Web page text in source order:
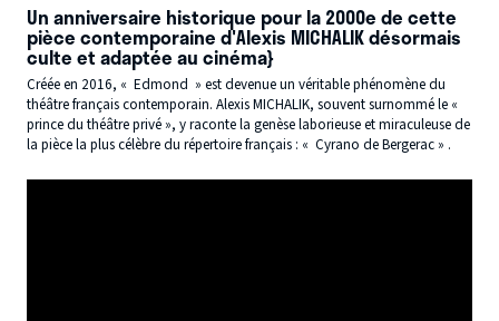
Un anniversaire historique pour la 2000e de cette
pièce contemporaine d'Alexis MICHALIK désormais
culte et adaptée au cinéma}
Créée en 2016, « Edmond » est devenue un véritable phénomène du
théâtre français contemporain. Alexis MICHALIK, souvent surnommé le «
prince du théâtre privé », y raconte la genèse laborieuse et miraculeuse de
la pièce la plus célèbre du répertoire français : « Cyrano de Bergerac » .